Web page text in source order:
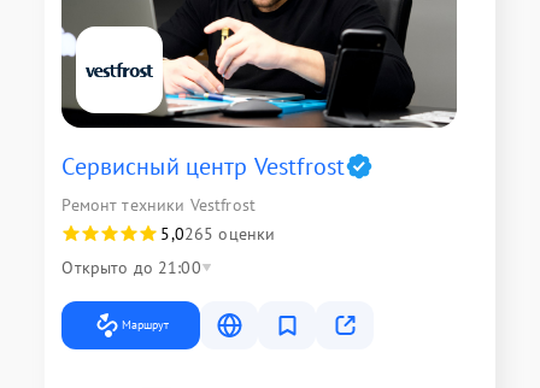
Сервисный центр Vestfrost
Ремонт техники Vestfrost
5,0265 оценки
Открыто до 21:00
Маршрут